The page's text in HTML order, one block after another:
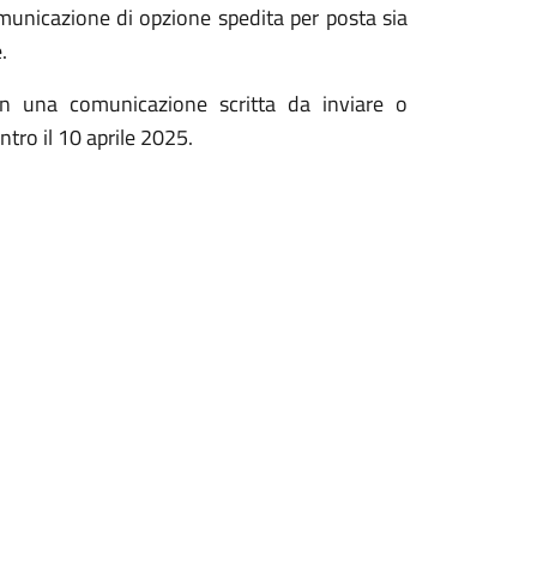
di opzione spedita per posta sia
una comunicazione scritta da inviare o
il 10 aprile 2025.